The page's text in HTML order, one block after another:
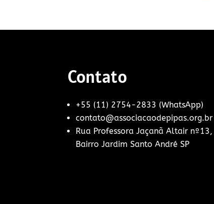
Contato
+55 (11) 2754-2833 (WhatsApp)
contato@associacaodepipas.org.br
Rua Professora Jaçanã Altair nº13,
Bairro Jardim Santo André SP